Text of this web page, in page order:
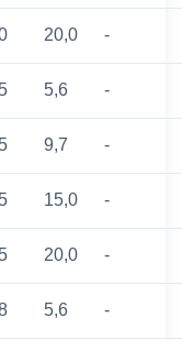
20,0 -
5,6 -
9,7 -
15,0 -
20,0 -
5,6 -